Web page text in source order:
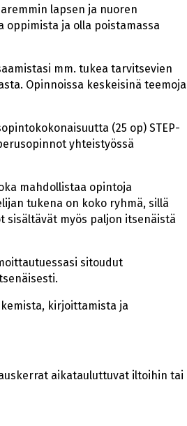
lapsen ja nuoren
oppimista ja olla poistamassa
mm. tukea tarvitsevien
Opinnoissa keskeisinä teemoja
(25 op) STEP-
yhteistyössä
mahdollistaa opintoja
tukena on koko ryhmä, sillä
myös paljon itsenäistä
sitoudut
kirjoittamista ja
aikatauluttuvat iltoihin tai